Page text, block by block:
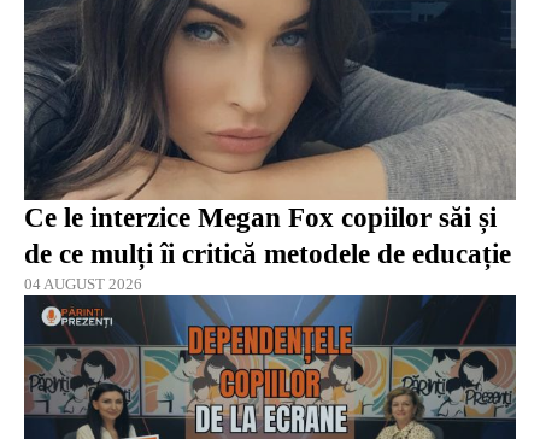
Ce le interzice Megan Fox copiilor săi și
de ce mulți îi critică metodele de educație
04 AUGUST 2026